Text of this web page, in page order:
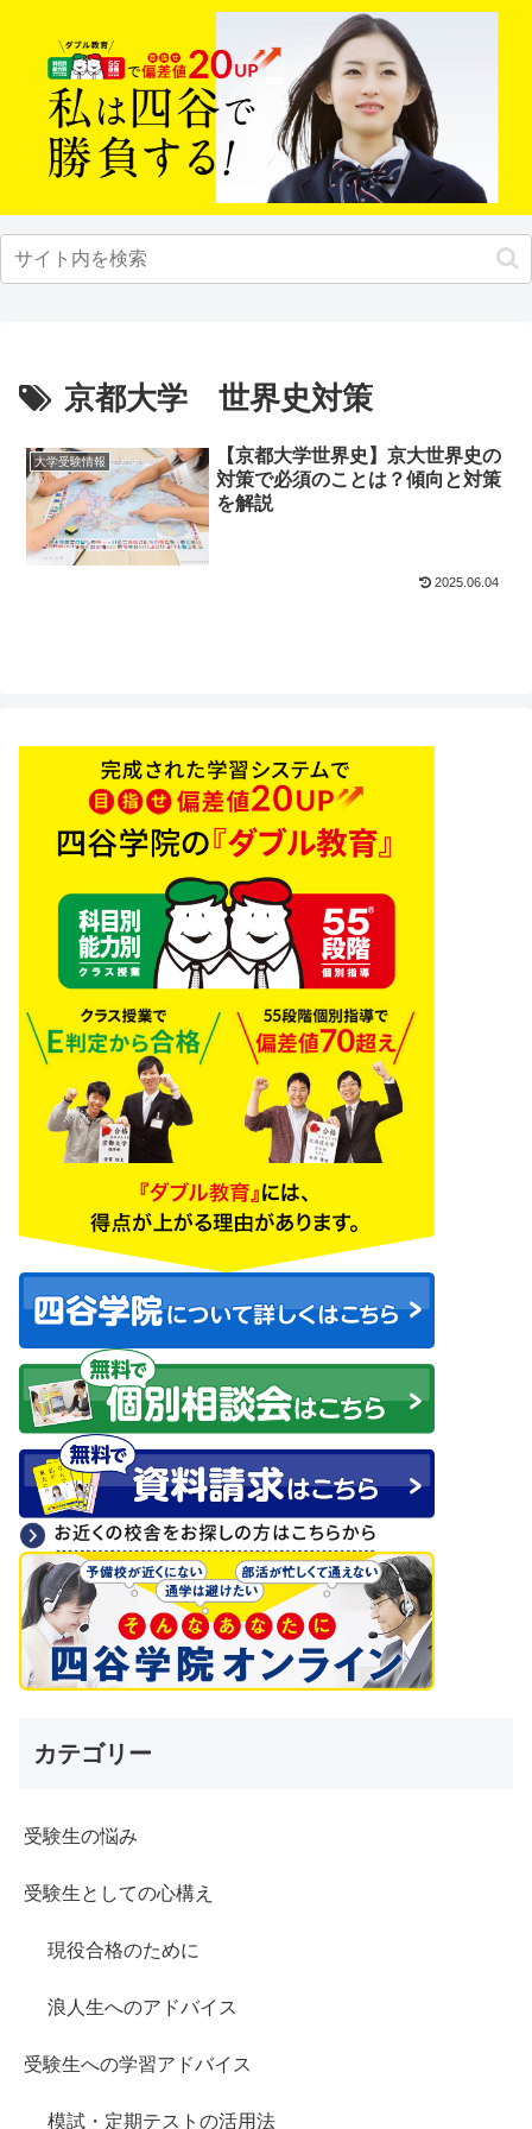
京都大学 世界史対策
大学受験情報
【京都大学世界史】京大世界史の
対策で必須のことは？傾向と対策
を解説
2025.06.04
カテゴリー
受験生の悩み
受験生としての心構え
現役合格のために
浪人生へのアドバイス
受験生への学習アドバイス
模試・定期テストの活用法